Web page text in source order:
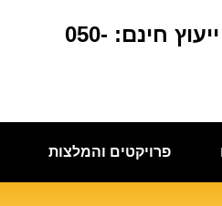
לפגישת ייעוץ חינם: 050-
פרויקטים והמלצות